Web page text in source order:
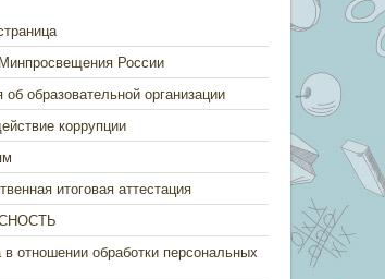
России
об образовательной организации
коррупции
итоговая аттестация
в отношении обработки персональных